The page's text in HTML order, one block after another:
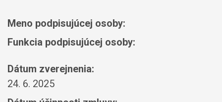
Meno podpisujúcej osoby:
Funkcia podpisujúcej osoby:
Dátum zverejnenia:
24. 6. 2025